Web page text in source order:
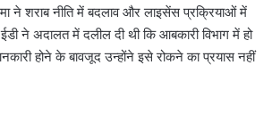
ने शराब नीति में बदलाव और लाइसेंस प्रक्रियाओं में
ने अदालत में दलील दी थी कि आबकारी विभाग में हो
होने के बावजूद उन्होंने इसे रोकने का प्रयास नहीं